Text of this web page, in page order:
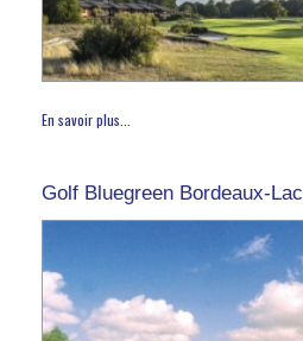
En savoir plus...
Golf Bluegreen Bordeaux-Lac